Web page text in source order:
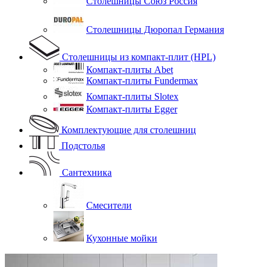
Столешницы Дюропал Германия
Столешницы из компакт-плит (HPL)
Компакт-плиты Abet
Компакт-плиты Fundermax
Компакт-плиты Slotex
Компакт-плиты Egger
Комплектующие для столешниц
Подстолья
Сантехника
Смесители
Кухонные мойки